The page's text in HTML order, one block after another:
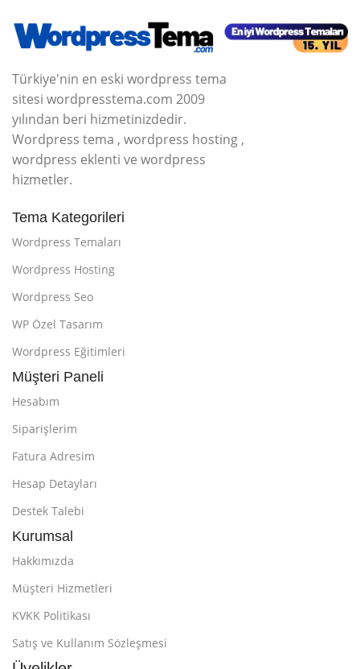
Türkiye'nin en eski wordpress tema
sitesi wordpresstema.com 2009
yılından beri hizmetinizdedir.
Wordpress tema , wordpress hosting ,
wordpress eklenti ve wordpress
hizmetler.
Tema Kategorileri
Wordpress Temaları
Wordpress Hosting
Wordpress Seo
WP Özel Tasarım
Wordpress Eğitimleri
Müşteri Paneli
Hesabım
Siparişlerim
Fatura Adresim
Hesap Detayları
Destek Talebi
Kurumsal
Hakkımızda
Müşteri Hizmetleri
KVKK Politikası
Satış ve Kullanım Sözleşmesi